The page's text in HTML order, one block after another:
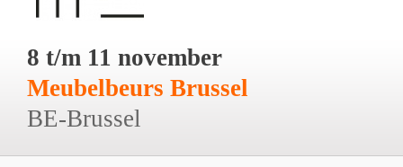
8 t/m 11 november
Meubelbeurs Brussel
BE-Brussel